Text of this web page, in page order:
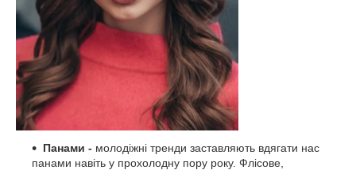
Панами - молодіжні тренди заставляють вдягати нас
панами навіть у прохолодну пору року. Флісове,